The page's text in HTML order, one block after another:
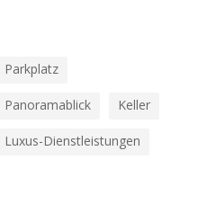
Parkplatz
Panoramablick Keller
Luxus-Dienstleistungen